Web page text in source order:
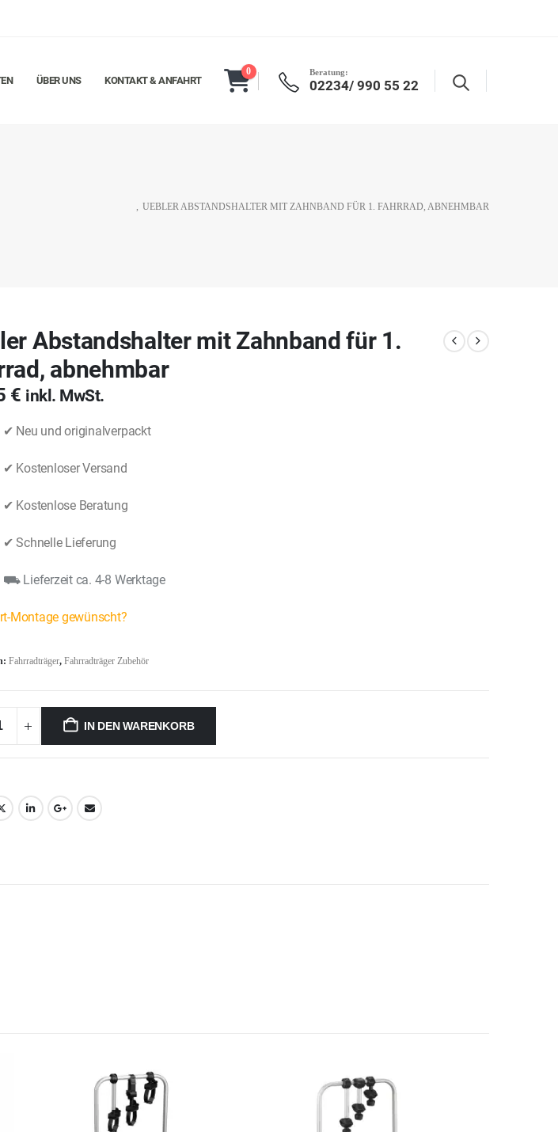
ÜBER UNS KONTAKT & ANFAHRT
0 Beratung:
02234/ 990 55 22
UEBLER ABSTANDSHALTER MIT ZAHNBAND FÜR 1. FAHRRAD, ABNEHMBAR
Abstandshalter mit Zahnband für 1.
abnehmbar
€ inkl. MwSt.
✔ Neu und originalverpackt
✔ Kostenloser Versand
✔ Kostenlose Beratung
✔ Schnelle Lieferung
⛟ Lieferzeit ca. 4-8 Werktage
Montage gewünscht?
Fahrradträger, Fahrradträger Zubehör
IN DEN WARENKORB